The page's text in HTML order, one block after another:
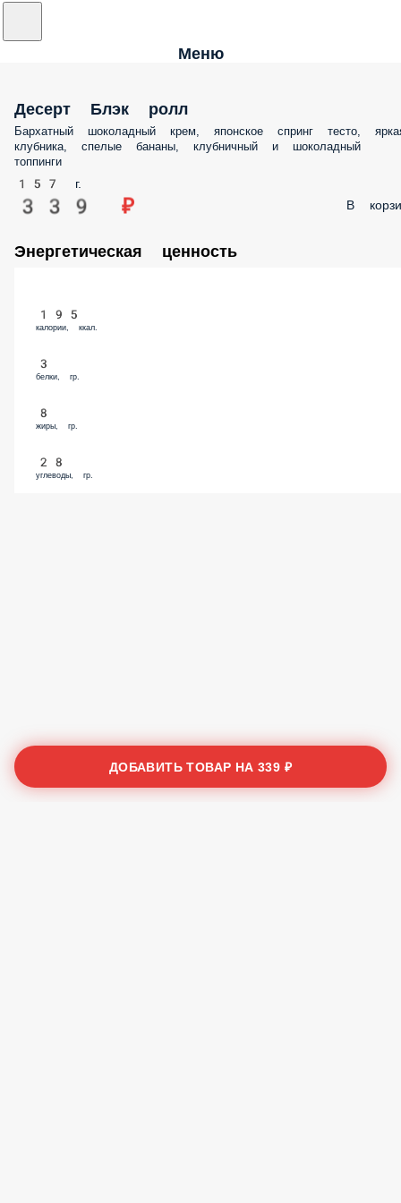
Меню
Десерт Блэк ролл
Бархатный шоколадный крем, японское спринг тесто,
клубника, спелые бананы, клубничный и шоколадный
топпинги
157 г.
339 ₽ В
Энергетическая ценность
195
калории, ккал.
3
белки, гр.
8
жиры, гр.
28
углеводы, гр.
ДОБАВИТЬ ТОВАР НА339 ₽